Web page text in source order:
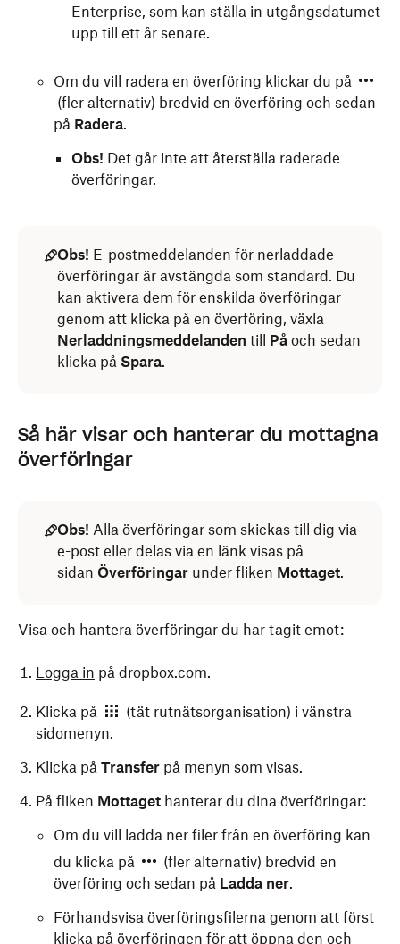
Enterprise, som kan ställa in utgångsdatumet
upp till ett år senare.
Om du vill radera en överföring klickar du på
(fler alternativ) bredvid en överföring och sedan
på Radera.
Obs! Det går inte att återställa raderade
överföringar.
Obs! E-postmeddelanden för nerladdade
överföringar är avstängda som standard. Du
kan aktivera dem för enskilda överföringar
genom att klicka på en överföring, växla
Nerladdningsmeddelanden till På och sedan
klicka på Spara.
Så här visar och hanterar du mottagna
överföringar
Obs! Alla överföringar som skickas till dig via
e-post eller delas via en länk visas på
sidan Överföringar under fliken Mottaget.
Visa och hantera överföringar du har tagit emot:
Logga in på dropbox.com.
Klicka på
(tät rutnätsorganisation) i vänstra
sidomenyn.
Klicka på Transfer på menyn som visas.
På fliken Mottaget hanterar du dina överföringar:
Om du vill ladda ner filer från en överföring kan
du klicka på
(fler alternativ) bredvid en
överföring och sedan på Ladda ner.
Förhandsvisa överföringsfilerna genom att först
klicka på överföringen för att öppna den och